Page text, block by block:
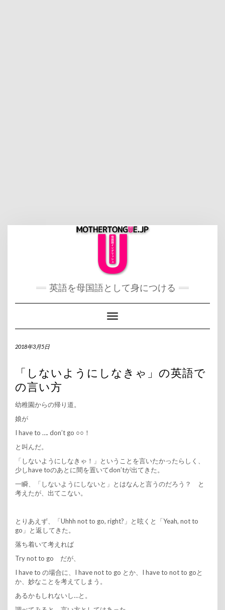
英語を母国語として身につける
Toggle Navigation
2018年3月5日
「しないようにしなきゃ」の英語で
の言い方
幼稚園からの帰り道。
娘が
I have to …. don’t go ○○！
と叫んだ。
「しないようにしなきゃ！」ということを言いたかったらしく、
少しhave toのあとに間を置いてdon’tが出てきた。
一瞬、「しないようにしないと」とはなんと言うのだろう？ と
考えたが、出てこない。
とりあえず、「Uhhh not to go, right?」と呟くと「Yeah, not to
go」と返してきた。
落ち着いて考えれば
Try not to go だが、
I have to の場合に、I have not to go とか、I have to not to goと
か、妙なことを考えてしまう。
あるかもしれないし…と。